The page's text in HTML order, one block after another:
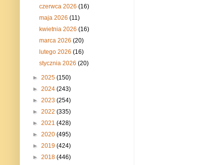
czerwca 2026(16)
maja 2026(11)
kwietnia 2026(16)
marca 2026(20)
lutego 2026(16)
stycznia 2026(20)
► 2025 (150)
► 2024 (243)
► 2023 (254)
► 2022 (335)
► 2021 (428)
► 2020 (495)
► 2019 (424)
► 2018 (446)